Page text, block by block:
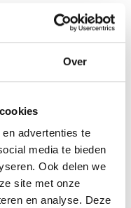
Over
advertenties te
media te bieden
Ook delen we
site met onze
en analyse. Deze
getagd met
contact